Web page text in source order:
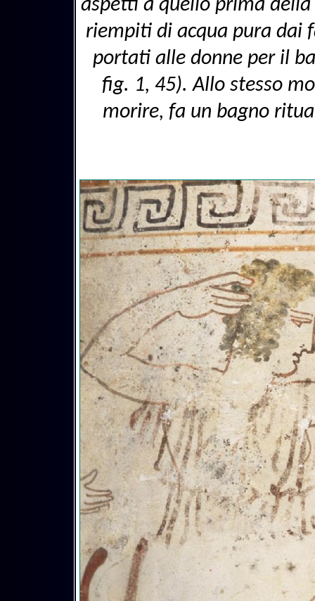
aspetti a quello prima
riempiti di acqua pura dai
portati alle donne per il
fig. 1, 45). Allo stesso
morire, fa un bagno